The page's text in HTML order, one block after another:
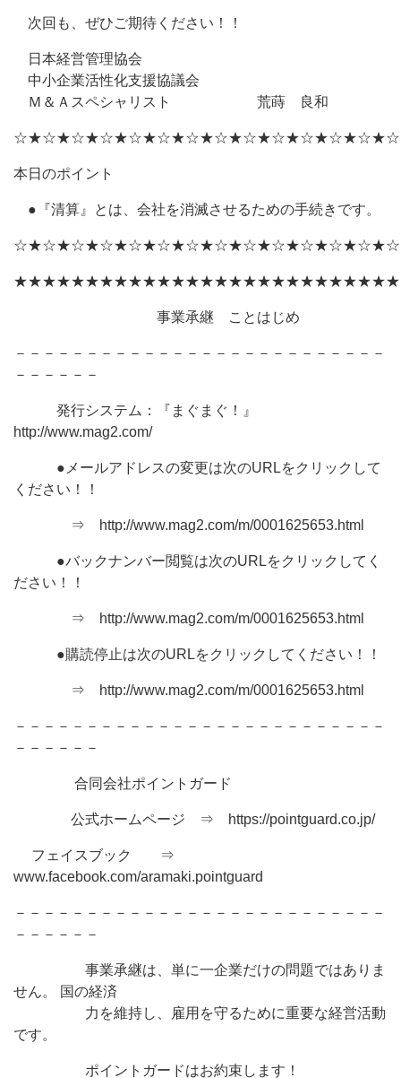
次回も、ぜひご期待ください！！
日本経営管理協会
中小企業活性化支援協議会
Ｍ＆Ａスペシャリスト 荒蒔 良和
本日のポイント
●『清算』とは、会社を消滅させるための手続きです。
事業承継 ことはじめ
－－－－－－－－－－－－－－－－－－－－－－－－－－
－－－－－－
発行システム：『まぐまぐ！』
http://www.mag2.com/
●メールアドレスの変更は次のURLをクリックして
ください！！
⇒ http://www.mag2.com/m/0001625653.html
●バックナンバー閲覧は次のURLをクリックしてく
ださい！！
⇒ http://www.mag2.com/m/0001625653.html
●購読停止は次のURLをクリックしてください！！
⇒ http://www.mag2.com/m/0001625653.html
－－－－－－－－－－－－－－－－－－－－－－－－－－
－－－－－－
合同会社ポイントガード
公式ホームページ ⇒ https://pointguard.co.jp/
フェイスブック ⇒
www.facebook.com/aramaki.pointguard
－－－－－－－－－－－－－－－－－－－－－－－－－－
－－－－－－
事業承継は、単に一企業だけの問題ではありま
せん。 国の経済
力を維持し、雇用を守るために重要な経営活動
です。
ポイントガードはお約束します！